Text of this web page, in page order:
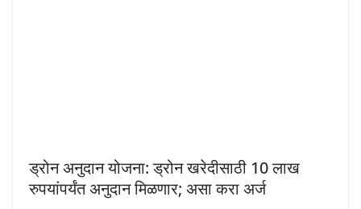
ड्रोन अनुदान योजना: ड्रोन खरेदीसाठी 10 लाख
रुपयांपर्यंत अनुदान मिळणार; असा करा अर्ज